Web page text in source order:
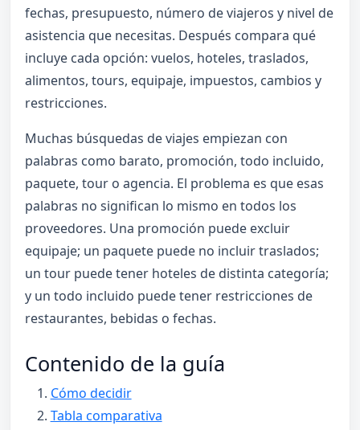
fechas, presupuesto, número de viajeros y nivel de
asistencia que necesitas. Después compara qué
incluye cada opción: vuelos, hoteles, traslados,
alimentos, tours, equipaje, impuestos, cambios y
restricciones.
Muchas búsquedas de viajes empiezan con
palabras como barato, promoción, todo incluido,
paquete, tour o agencia. El problema es que esas
palabras no significan lo mismo en todos los
proveedores. Una promoción puede excluir
equipaje; un paquete puede no incluir traslados;
un tour puede tener hoteles de distinta categoría;
y un todo incluido puede tener restricciones de
restaurantes, bebidas o fechas.
Contenido de la guía
Cómo decidir
Tabla comparativa